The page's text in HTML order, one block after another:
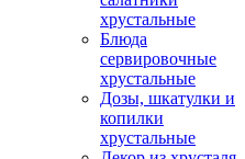
хрустальные
Блюда
сервировочные
хрустальные
Дозы, шкатулки и
копилки
хрустальные